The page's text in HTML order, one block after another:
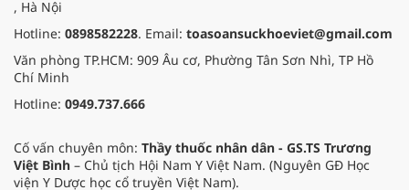
, Hà Nội
Hotline: 0898582228. Email: toasoansuckhoeviet@gmail.com
Văn phòng TP.HCM: 909 Âu cơ, Phường Tân Sơn Nhì, TP Hồ
Chí Minh
Hotline: 0949.737.666
Cố vấn chuyên môn: Thầy thuốc nhân dân - GS.TS Trương
Việt Bình – Chủ tịch Hội Nam Y Việt Nam. (Nguyên GĐ Học
viện Y Dược học cổ truyền Việt Nam).